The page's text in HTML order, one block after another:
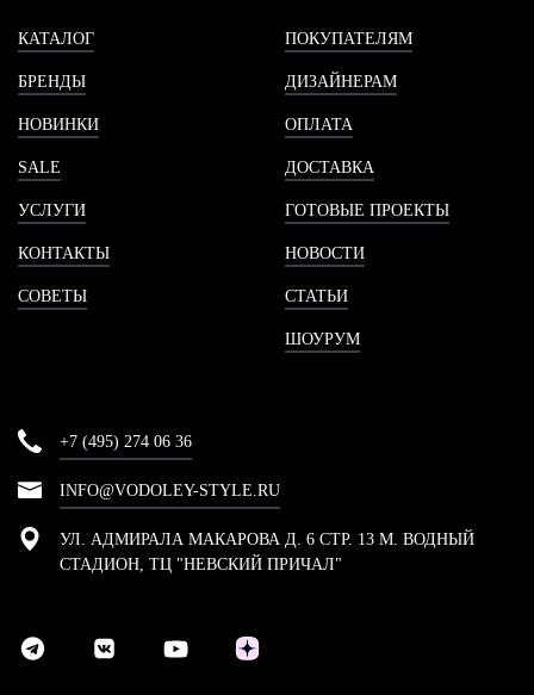
КАТАЛОГ
БРЕНДЫ
НОВИНКИ
SALE
УСЛУГИ
КОНТАКТЫ
СОВЕТЫ
ПОКУПАТЕЛЯМ
ДИЗАЙНЕРАМ
ОПЛАТА
ДОСТАВКА
ГОТОВЫЕ ПРОЕКТЫ
НОВОСТИ
СТАТЬИ
ШОУРУМ
+7 (495) 274 06 36
INFO@VODOLEY-STYLE.RU
УЛ. АДМИРАЛА МАКАРОВА Д. 6 СТР. 13 М. ВОДНЫЙ
СТАДИОН, ТЦ "НЕВСКИЙ ПРИЧАЛ"